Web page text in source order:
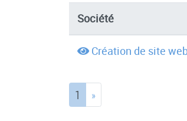
Société
Création de site
1 (current)
»